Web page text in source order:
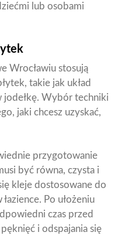
lub osobami
Wrocławiu stosują
takie jak układ
jodełkę. Wybór techniki
jaki chcesz uzyskać,
przygotowanie
być równa, czysta i
kleje dostosowane do
Po ułożeniu
czas przed
i odspajania się